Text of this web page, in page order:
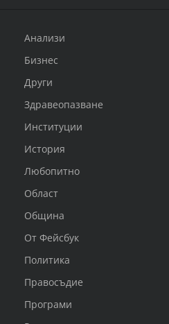
Анализи
Бизнес
Други
Здравеопазване
Институции
История
Любопитно
Област
Община
От Фейсбук
Политика
Правосъдие
Програми